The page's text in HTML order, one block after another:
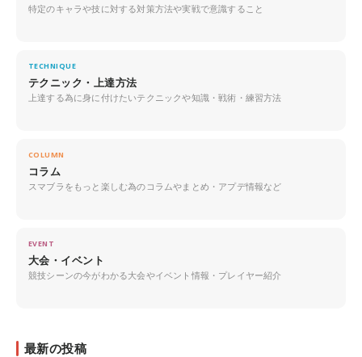
特定のキャラや技に対する対策方法や実戦で意識すること
TECHNIQUE
テクニック・上達方法
上達する為に身に付けたいテクニックや知識・戦術・練習方法
COLUMN
コラム
スマブラをもっと楽しむ為のコラムやまとめ・アプデ情報など
EVENT
大会・イベント
競技シーンの今がわかる大会やイベント情報・プレイヤー紹介
最新の投稿